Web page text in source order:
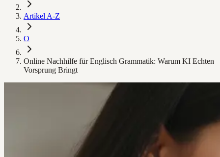
Artikel A-Z
O
Online Nachhilfe für Englisch Grammatik: Warum KI Echten
Vorsprung Bringt